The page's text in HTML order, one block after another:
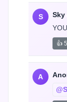
S Sky
👍 5
A